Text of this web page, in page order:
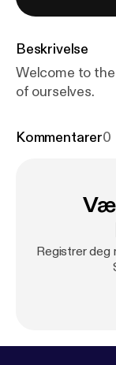
Beskrivelse
Welcome to
of ourselves.
Kommentarer0
Registrer deg